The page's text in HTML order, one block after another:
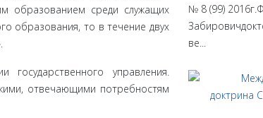
образованием среди служащих
образования, то в течение двух
управления.
отвечающими потребностям
№ 8 (99)
ве...